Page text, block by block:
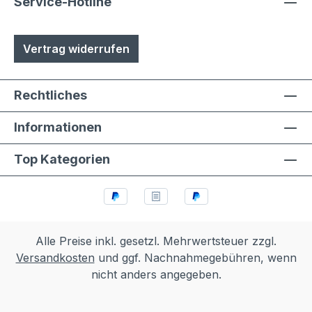
Vertrag widerrufen
Rechtliches
Informationen
Top Kategorien
Alle Preise inkl. gesetzl. Mehrwertsteuer zzgl.
Versandkosten und ggf. Nachnahmegebühren, wenn
nicht anders angegeben.